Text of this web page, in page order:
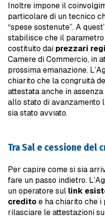
Inoltre impone il
particolare di un tecnico
“spese sostenute”. A
stabilisce che il
costituito dai prezzari
Camere di Commercio, in
prossima emanazione.
chiarito che la congruità
attestata anche in
allo stato di avanzamento
sia stato avviato.
Tra Sal e cessione del
Per capire come si sia
fare un passo indietro.
un operatore sul link
creditoe ha chiarito che i
rilasciare le attestazioni